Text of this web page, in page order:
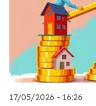
17/05/2026 - 16:26